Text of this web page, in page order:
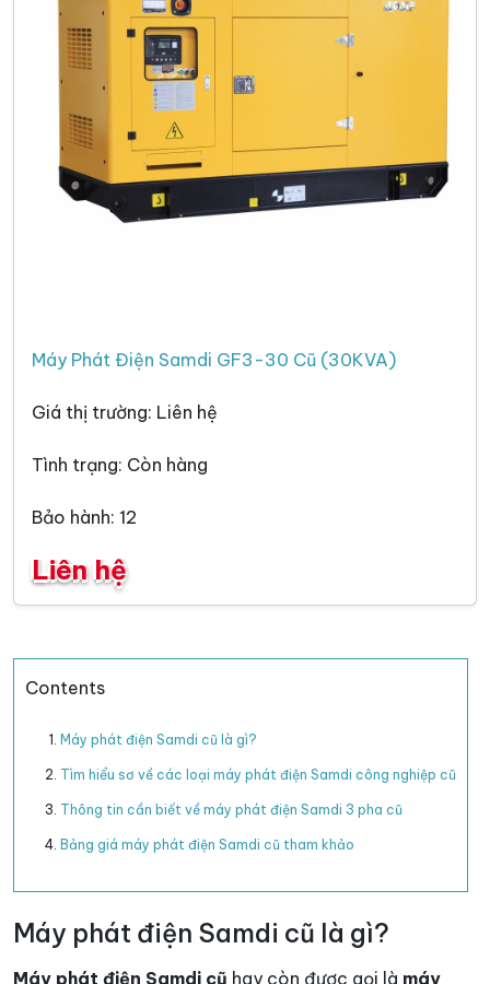
Máy Phát Điện Samdi GF3-30 Cũ (30KVA)
Giá thị trường: Liên hệ
Tình trạng: Còn hàng
Bảo hành: 12
Liên hệ
Contents
Máy phát điện Samdi cũ là gì?
Tìm hiểu sơ về các loại máy phát điện Samdi công nghiệp cũ
Thông tin cần biết về máy phát điện Samdi 3 pha cũ
Bảng giá máy phát điện Samdi cũ tham khảo
Máy phát điện Samdi cũ là gì?
Máy phát điện Samdi cũ hay còn được gọi là máy